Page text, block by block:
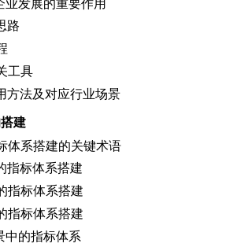
业发展的重要作用
路
工具
方法及对应行业场景
建
体系搭建的关键术语
指标体系搭建
指标体系搭建
指标体系搭建
中的指标体系